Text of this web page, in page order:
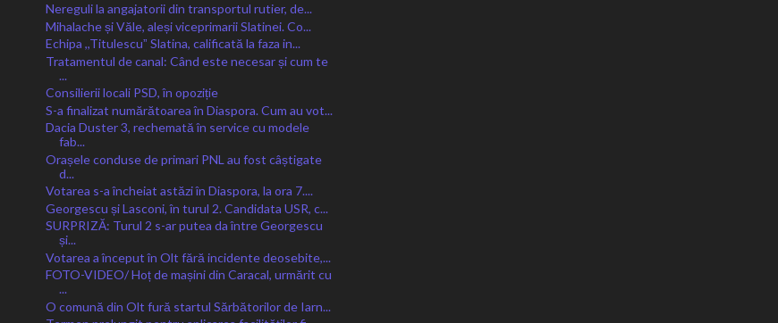
Nereguli la angajatorii din transportul rutier, de...
Mihalache și Văle, aleși viceprimarii Slatinei. Co...
Echipa ,,Titulescuˮ Slatina, calificată la faza in...
Tratamentul de canal: Când este necesar și cum te
...
Consilierii locali PSD, în opoziție
S-a finalizat numărătoarea în Diaspora. Cum au vot...
Dacia Duster 3, rechemată în service cu modele
fab...
Orașele conduse de primari PNL au fost câștigate
d...
Votarea s-a încheiat astăzi în Diaspora, la ora 7....
Georgescu și Lasconi, în turul 2. Candidata USR, c...
SURPRIZĂ: Turul 2 s-ar putea da între Georgescu
și...
Votarea a început în Olt fără incidente deosebite,...
FOTO-VIDEO/ Hoț de mașini din Caracal, urmărit cu
...
O comună din Olt fură startul Sărbătorilor de Iarn...